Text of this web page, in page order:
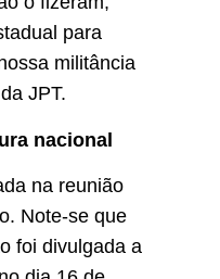
para
militância
JPT.
nacional
na reunião
Note-se que
foi divulgada a